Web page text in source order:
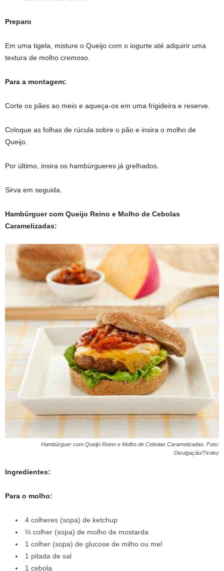
Preparo
Em uma tigela, misture o Queijo com o iogurte até adquirir uma
textura de molho cremoso.
Para a montagem:
Corte os pães ao meio e aqueça-os em uma frigideira e reserve.
Coloque as folhas de rúcula sobre o pão e insira o molho de
Queijo.
Por último, insira os hambúrgueres já grelhados.
Sirva em seguida.
Hambúrguer com Queijo Reino e Molho de Cebolas
Caramelizadas:
Hambúrguer com Queijo Reino e Molho de Cebolas Caramelizadas. Foto:
Divulgação/Tirolez
Ingredientes:
Para o molho:
4 colheres (sopa) de ketchup
½ colher (sopa) de molho de mostarda
1 colher (sopa) de glucose de milho ou mel
1 pitada de sal
1 cebola